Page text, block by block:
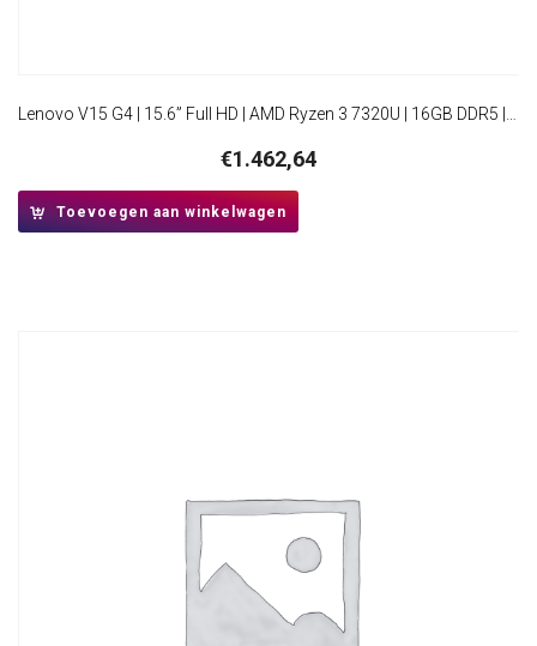
€1.462,64
Toevoegen aan winkelwagen